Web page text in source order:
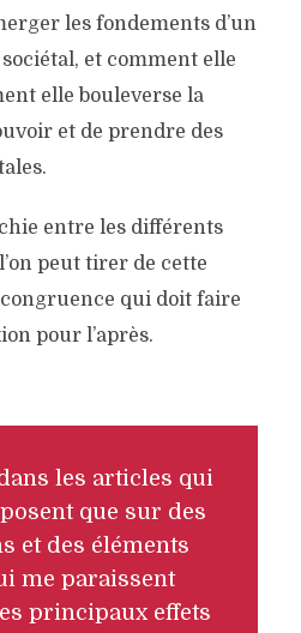
les fondements d’un
et comment elle
elle bouleverse la
et de prendre des
entre les différents
peut tirer de cette
qui doit faire
pour l’après.
les articles qui
que sur des
et des éléments
me paraissent
principaux effets